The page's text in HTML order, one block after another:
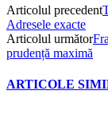
Articolul precedent
Adresele exacte
Articolul următor
prudență maximă
ARTICOLE